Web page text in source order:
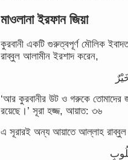
মাওলানা ইরফান জিয়া
কুরবানী একটি গুরুত্বপূর্ণ মৌলিক
রাব্বুল আলামীন ইরশাদ করেন,
‘আর কুরবানীর উট ও গরুকে তোমাদের
রয়েছে।’ সূরা হজ্জ, আয়াত: ৩৬
এ সূরারই অন্য আয়াতে আল্লাহ